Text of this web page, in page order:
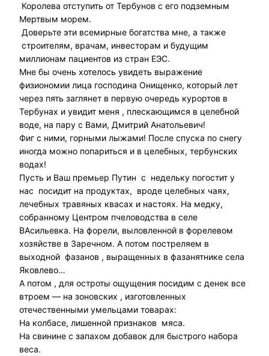
Королева отступить от Тербунов с его подземным
Мертвым морем.
Доверьте эти всемирные богатства мне, а также
строителям, врачам, инвесторам и будущим
миллионам пациентов из стран ЕЭС.
Мне бы очень хотелось увидеть выражение
физиономии лица господина Онищенко, который лет
через пять заглянет в первую очередь курортов в
Тербунах и увидит меня , плескающимся в целебной
воде, на пару с Вами, Дмитрий Анатольевич!
Фиг с ними, горными лыжами! После спуска по снегу
иногда можно попариться и в целебных, тербунских
водах!
Пусть и Ваш премьер Путин с недельку погостит у
нас посидит на продуктах, вроде целебных чаях,
лечебных травяных квасах и настоях. На медку,
собранному Центром пчеловодства в селе
ВАсильевка. На форели, выловленной в форелевом
хозяйстве в Заречном. А потом постреляем в
выходной фазанов , выращенных в фазанятнике села
Яковлево…
А потом , для остроты ощущения посидим с денек все
втроем — на зоновских , изготовленных
отечественными умельцами товарах:
На колбасе, лишенной признаков мяса.
На свинине с запахом добавок для быстрого набора
веса.